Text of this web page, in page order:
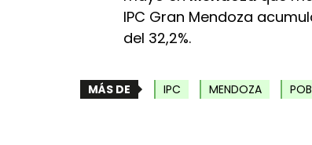
IPC Gran Mendoza
del 32,2%.
MÁS DE IPC MENDOZA